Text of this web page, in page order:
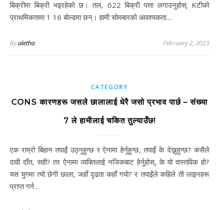
बिक्रीमा बिक्री भइरहेको छ। तल, 622 बिक्री पत्ता लगाउनुहोस्; Kटीको
प्राथमिकतामा 1 16 बोल्डमा छन्। हामी सोमबारको आवश्यकता…
Byaletha February 2, 2023
CATEGORY
CONS कारणहरू जसले छालालाई धेरै जसो प्रभाव पार्छ – संख्या
7 ले हामीलाई चकित तुल्याउँछ!
एक राम्रो बिहान तपाईं उठ्नुहुन्छ र ऐनामा हेर्नुहुन्छ, तपाईं के देख्नुहुन्छ? कसैले
दावी दाँत, सही? तर ऐनामा व्यक्तिलाई नजिकबाट हेर्नुहोस्, के यो वास्तविक हो?
यस युगमा त्यो छेगी छाला, जहाँ दृढता कहाँ गयो? र तपाईंले कहिले ती लाइनहरू
प्राप्त गर्न…